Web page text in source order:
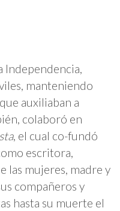
Independencia,
manteniendo
auxiliaban a
colaboró en
, el cual co-fundó
escritora,
las mujeres, madre y
compañeros y
hasta su muerte el